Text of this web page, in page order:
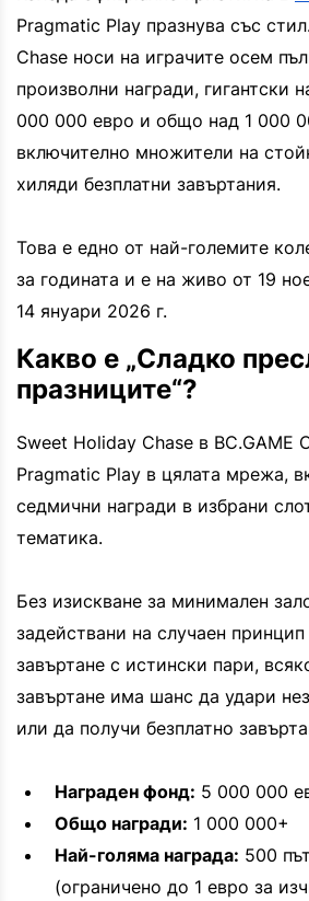
Pragmatic Play празнува със
Chase носи на играчите осем
произволни награди, гигантски
000 000 евро и общо над 1 000
включително множители на
хиляди безплатни завъртания.
Това е едно от най-големите
за годината и е на живо от 19
14 януари 2026 г.
Какво е „Сладко
празниците“?
Sweet Holiday Chase в BC.GAME
Pragmatic Play в цялата мрежа,
седмични награди в избрани
тематика.
Без изискване за минимален
задействани на случаен
завъртане с истински пари,
завъртане има шанс да удари
или да получи безплатно
Награден фонд: 5 000 000
Общо награди: 1 000 000+
Най-голяма награда: 500
(ограничено до 1 евро за